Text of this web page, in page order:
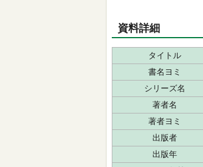
資料詳細
タイトル
書名ヨミ
シリーズ名
著者名
著者ヨミ
出版者
出版年